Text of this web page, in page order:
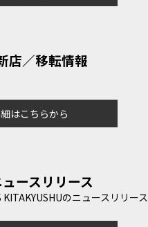
店／移転情報
はこちらから
ースリリース
のニュースリリース